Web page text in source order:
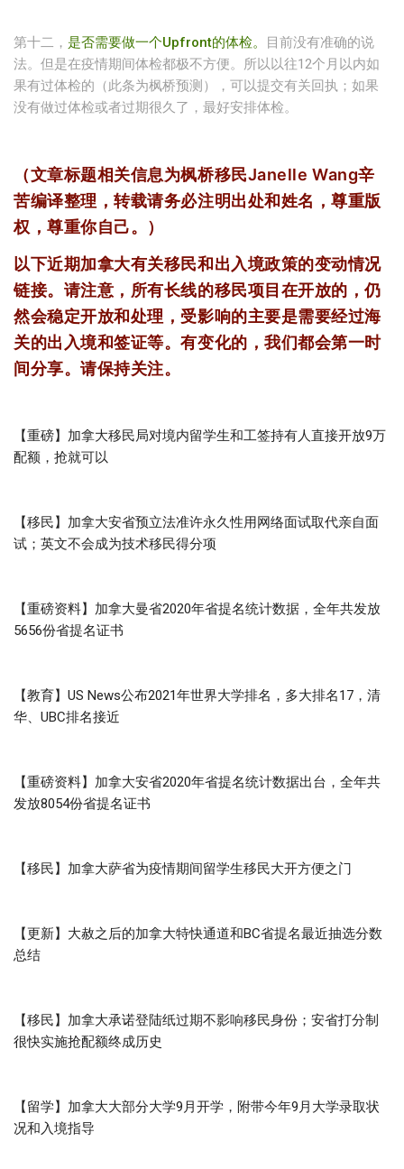
第十二， 是否需要做一个Upfront的体检。
目前没有准确的说
法。但是在疫情期间体检都极不方便。所以以往12个月以内如
果有过体检的（此条为枫桥预测），可以提交有关回执；如果
没有做过体检或者过期很久了，最好安排体检。
（文章标题相关信息为枫桥移民Janelle Wang辛
苦编译整理，转载请务必注明出处和姓名，尊重版
权，尊重你自己。）
以下近期加拿大有关移民和出入境政策的变动情况
链接。请注意，所有长线的移民项目在开放的，仍
然会稳定开放和处理，受影响的主要是需要经过海
关的出入境和签证等。有变化的，我们都会第一时
间分享。请保持关注。
【重磅】加拿大移民局对境内留学生和工签持有人直接开放9万
配额，抢就可以
【移民】加拿大安省预立法准许永久性用网络面试取代亲自面
试；英文不会成为技术移民得分项
【重磅资料】加拿大曼省2020年省提名统计数据，全年共发放
5656份省提名证书
【教育】US News公布2021年世界大学排名，多大排名17，清
华、UBC排名接近
【重磅资料】加拿大安省2020年省提名统计数据出台，全年共
发放8054份省提名证书
【移民】加拿大萨省为疫情期间留学生移民大开方便之门
【更新】大赦之后的加拿大特快通道和BC省提名最近抽选分数
总结
【移民】加拿大承诺登陆纸过期不影响移民身份；安省打分制
很快实施抢配额终成历史
【留学】加拿大大部分大学9月开学，附带今年9月大学录取状
况和入境指导